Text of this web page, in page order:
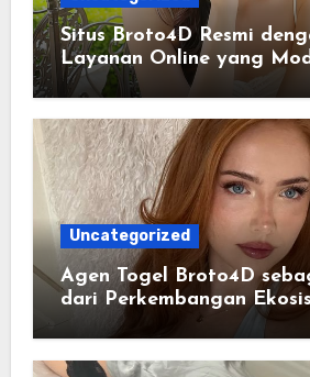
Situs Broto4D Resmi
Layanan Online yang
Uncategorized
Agen Togel Broto4D
dari Perkembangan
Digital Saat Ini